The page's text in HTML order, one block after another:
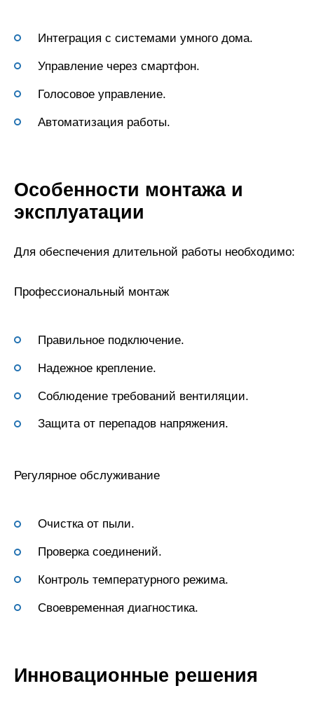
Интеграция с системами умного дома.
Управление через смартфон.
Голосовое управление.
Автоматизация работы.
Особенности монтажа и
эксплуатации
Для обеспечения длительной работы необходимо:
Профессиональный монтаж
Правильное подключение.
Надежное крепление.
Соблюдение требований вентиляции.
Защита от перепадов напряжения.
Регулярное обслуживание
Очистка от пыли.
Проверка соединений.
Контроль температурного режима.
Своевременная диагностика.
Инновационные решения